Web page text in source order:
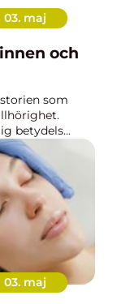
03. maj
och
som
betydels...
03. maj